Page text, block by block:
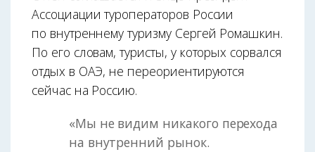
Ассоциации туроператоров России
по внутреннему туризму Сергей Ромашкин.
По его словам, туристы, у которых сорвался
отдых в ОАЭ, не переориентируются
сейчас на Россию.
«Мы не видим никакого перехода
на внутренний рынок.